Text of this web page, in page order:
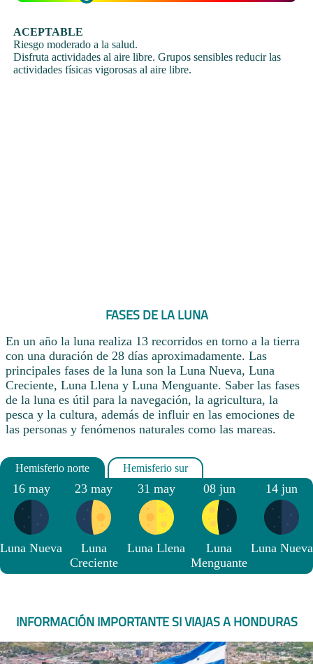
ACEPTABLE
Riesgo moderado a la salud.
Disfruta actividades al aire libre. Grupos sensibles reducir las
actividades físicas vigorosas al aire libre.
FASES DE LA LUNA
En un año la luna realiza 13 recorridos en torno a la tierra
con una duración de 28 días aproximadamente. Las
principales fases de la luna son la Luna Nueva, Luna
Creciente, Luna Llena y Luna Menguante. Saber las fases
de la luna es útil para la navegación, la agricultura, la
pesca y la cultura, además de influir en las emociones de
las personas y fenómenos naturales como las mareas.
16 may
Luna Nueva
23 may
Luna
Creciente
31 may
Luna Llena
08 jun
Luna
Menguante
14 jun
Luna Nueva
INFORMACIÓN IMPORTANTE SI VIAJAS A HONDURAS